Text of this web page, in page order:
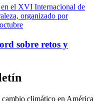
sobre retos y
climático en América